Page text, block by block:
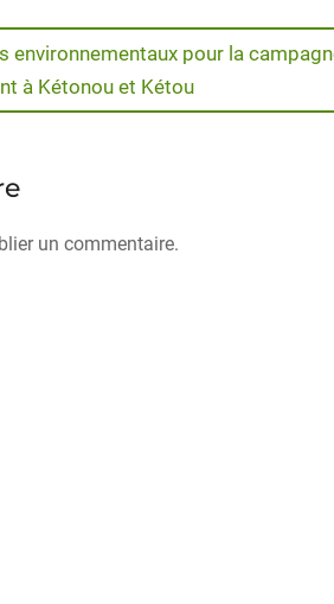
environnementaux pour la
à Kétonou et Kétou
un commentaire.